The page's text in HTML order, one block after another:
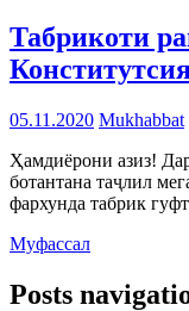
Табрикоти
05.11.2020 Mukhabbat
Ҳамдиёрони азиз!
ботантана таҷлил
фархунда табрик
Муфассал
Posts